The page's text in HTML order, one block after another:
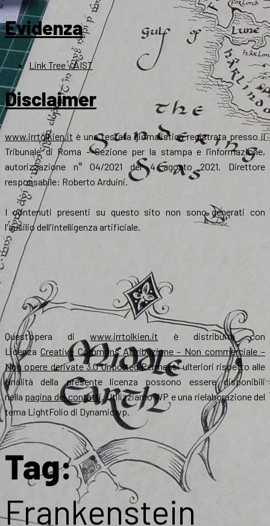
Evidenza
Link Tree – AIST
Disclaimer
www.jrrtolkien.it è una testata giornalistica registrata presso il
Tribunale di Roma - Sezione per la stampa e l’informazione,
autorizzazione n° 04/2021 del 4 agosto 2021. Direttore
responsabile: Roberto Arduini.
I contenuti presenti su questo sito non sono generati con
l'ausilio dell'intelligenza artificiale.
Quest’opera diwww.jrrtolkien.it è distribuita con
Licenza Creative Commons Attribuzione – Non commerciale –
Non opere derivate 3.0 UnportedPermessi ulteriori rispetto alle
finalità della presente licenza possono essere disponibili
nella pagina dei contatti. Utilizziamo WP e una rielaborazione del
tema LightFolio di Dynamicwp.
Tag:
Frankenstein